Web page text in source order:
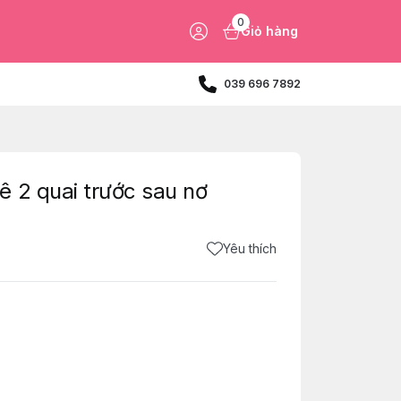
0
Giỏ hàng
039 696 7892
2 quai trước sau nơ
Yêu thích